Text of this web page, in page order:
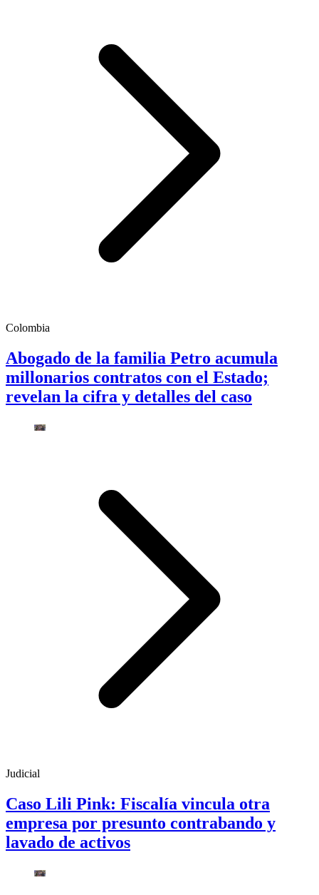
Colombia
Abogado de la familia Petro acumula
millonarios contratos con el Estado;
revelan la cifra y detalles del caso
Judicial
Caso Lili Pink: Fiscalía vincula otra
empresa por presunto contrabando y
lavado de activos